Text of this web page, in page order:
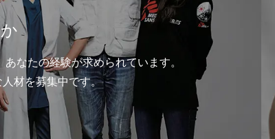
なたの経験が求められています。
材を募集中です。